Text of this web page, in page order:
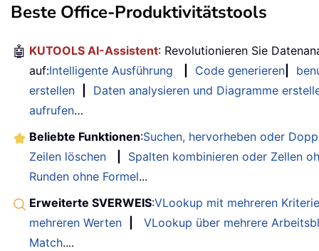
Beste Office-Produktivitätstools
🤖 KUTOOLS AI-Assistent: Revolutionieren Sie
auf:Intelligente Ausführung Code generieren
erstellen
Daten analysieren und Diagramme
aufrufen…
Beliebte Funktionen:Suchen, hervorheben oder
Zeilen löschen
Spalten kombinieren oder Zellen
Runden ohne Formel...
Erweiterte SVERWEIS:VLookup mit mehreren
mehreren Werten
VLookup über mehrere
Match....